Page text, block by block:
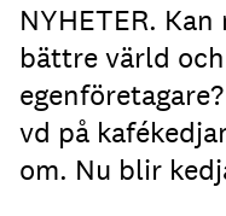
NYHETER.
bättre värld
vd på
om. Nu blir